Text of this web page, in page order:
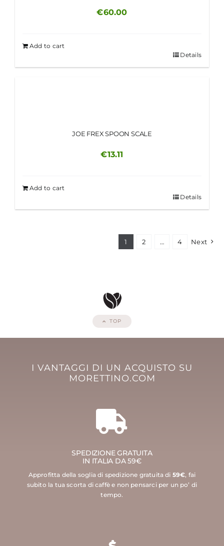
€60.00
Add to cart
Details
JOE FREX SPOON SCALE
€13.11
Add to cart
Details
1 2 … 4 Next
TOP
I VANTAGGI DI UN ACQUISTO SU
MORETTINO.COM
SPEDIZIONE GRATUITA
IN ITALIA DA 59€
Approfitta della soglia di spedizione gratuita di 59€, fai
subito la tua scorta di caffè e non pensarci per un po’ di
tempo.